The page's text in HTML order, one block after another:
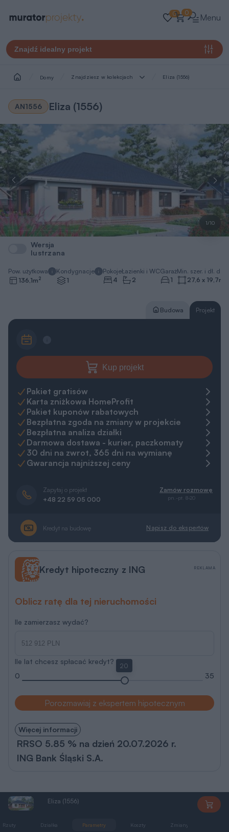
0 0 Menu
Znajdź idealny projekt
Domy Znajdziesz w kolekcjach Eliza (1556)
AN1556 Eliza (1556)
1/10
Wersja
lustrzana
Pow. użytkowa
136,1m2
Kondygnacje
1
Pokoje
4
Łazienki i WC
2
Garaż
1
Min. szer. i dł.
27,6 x 19,7m
Budowa Projekt
Kup projekt
Pakiet gratisów
Karta zniżkowa HomeProfit
Pakiet kuponów rabatowych
Bezpłatna zgoda na zmiany w projekcie
Bezpłatna analiza działki
Darmowa dostawa - kurier, paczkomaty
30 dni na zwrot, 365 dni na wymianę
Gwarancja najniższej ceny
Zapytaj o projekt
+48 22 59 05 000
Zamów rozmowę
pn.-pt. 8-20
Kredyt na budowę Napisz do ekspertów
Kredyt hipoteczny z ING
Oblicz ratę dla tej nieruchomości
Ile zamierzasz wydać?
Ile lat chcesz spłacać kredyt?
0
20
35
Porozmawiaj z ekspertem hipotecznym
Więcej informacji
RRSO 5.85 % na dzień 20.07.2026 r.
ING Bank Śląski S.A.
REKLAMA
Eliza (1556)
Rzuty Działka Parametry Koszty Zmiany